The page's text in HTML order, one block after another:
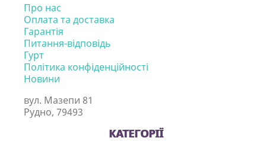
Про нас
Оплата та доставка
Гарантія
Питання-відповідь
Гурт
Політика конфіденційності
Новини
вул. Мазепи 81
Рудно, 79493
КАТЕГОРІЇ